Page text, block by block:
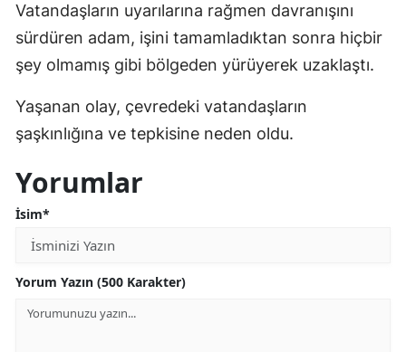
Vatandaşların uyarılarına rağmen davranışını
sürdüren adam, işini tamamladıktan sonra hiçbir
şey olmamış gibi bölgeden yürüyerek uzaklaştı.
Yaşanan olay, çevredeki vatandaşların
şaşkınlığına ve tepkisine neden oldu.
Yorumlar
İsim*
Yorum Yazın (500 Karakter)